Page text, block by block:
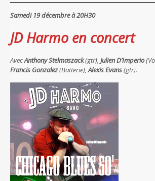
Samedi 19 décembre à 20H30
JD Harmo en concert
AvecAnthony Stelmaszack(gtr), Julien D’Imperio
Francis Gonzalez(Batterie), Alexis Evans(gtr).